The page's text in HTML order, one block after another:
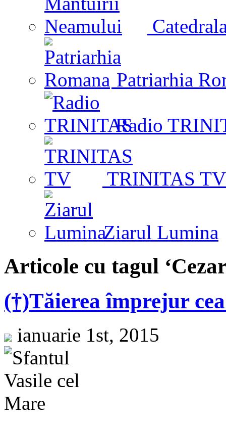
Patriarhia
Radio
TRINITAS TV
Ziarul Lumina
Articole cu tagul
(†)Tăierea împrejur
ianuarie 1st, 2015